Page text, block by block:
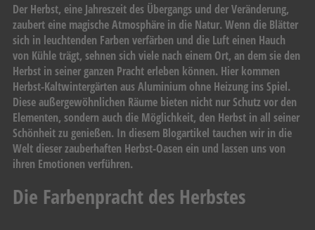
Der Herbst, eine Jahreszeit des Übergangs und der Veränderung,
zaubert eine magische Atmosphäre in die Natur. Wenn die Blätter
sich in leuchtenden Farben verfärben und die Luft einen Hauch
von Kühle trägt, sehnen sich viele nach einem Ort, an dem sie den
Herbst in seiner ganzen Pracht erleben können. Hier kommen
Herbst-Kaltwintergärten aus Aluminium ohne Heizung ins Spiel.
Diese außergewöhnlichen Räume bieten nicht nur Schutz vor den
Elementen, sondern auch die Möglichkeit, den Herbst in all seiner
Schönheit zu genießen. In diesem Blogartikel tauchen wir in die
Welt dieser zauberhaften Herbst-Oasen ein und lassen uns von
ihren Emotionen verführen.
Die Farbenpracht des Herbstes